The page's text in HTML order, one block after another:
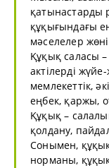
қатынастарды
құқығындағы
мәселелер
Құқық саласы
актілерді
мемлекеттік,
еңбек, қаржы,
Құқық –
қолдану,
Сонымен,
норманы,